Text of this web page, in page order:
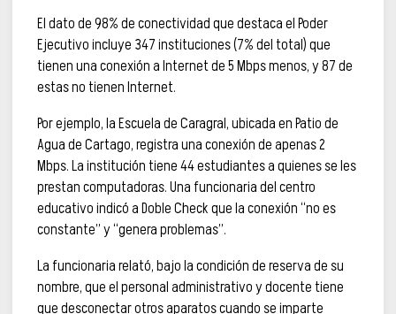
El dato de 98% de conectividad que destaca el Poder
Ejecutivo incluye 347 instituciones (7% del total) que
tienen una conexión a Internet de 5 Mbps menos, y 87 de
estas no tienen Internet.
Por ejemplo, la Escuela de Caragral, ubicada en Patio de
Agua de Cartago, registra una conexión de apenas 2
Mbps. La institución tiene 44 estudiantes a quienes se les
prestan computadoras. Una funcionaria del centro
educativo indicó a Doble Check que la conexión “no es
constante” y “genera problemas”.
La funcionaria relató, bajo la condición de reserva de su
nombre, que el personal administrativo y docente tiene
que desconectar otros aparatos cuando se imparte